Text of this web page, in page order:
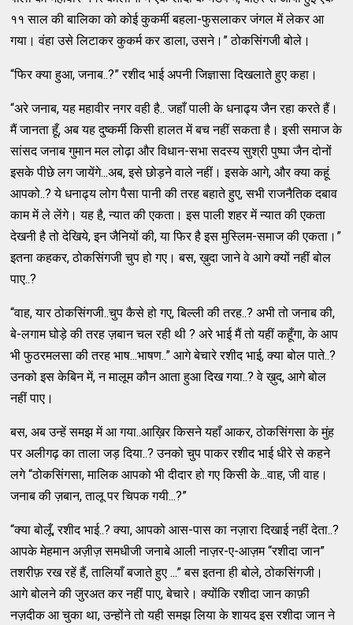
११ साल की बालिका को कोई कुकर्मी बहला-फुसलाकर जंगल में लेकर आ
गया। वंहा उसे लिटाकर कुकर्म कर डाला, उसने।” ठोकसिंगजी बोले।
“फिर क्या हुआ, जनाब..?” रशीद भाई अपनी जिज्ञासा दिखलाते हुए कहा।
“अरे जनाब, यह महावीर नगर वही है.. जहाँ पाली के धनाढ्य जैन रहा करते हैं।
मैं जानता हूँ, अब यह दुष्कर्मी किसी हालत में बच नहीं सकता है। इसी समाज के
सांसद जनाब गुमान मल लोढ़ा और विधान-सभा सदस्य सुश्री पुष्पा जैन दोनों
इसके पीछे लग जायेंगे...अब, इसे छोड़ने वाले नहीं। इसके आगे, और क्या कहूं
आपको..? ये धनाढ्य लोग पैसा पानी की तरह बहाते हुए, सभी राजनैतिक दबाव
काम में ले लेंगे। यह है, न्यात की एकता। इस पाली शहर में न्यात की एकता
देखनी है तो देखिये, इन जैनियों की, या फिर है इस मुस्लिम-समाज की एकता।”
इतना कहकर, ठोकसिंगजी चुप हो गए। बस, ख़ुदा जाने वे आगे क्यों नहीं बोल
पाए..?
“वाह, यार ठोकसिंगजी..चुप कैसे हो गए, बिल्ली की तरह..? अभी तो जनाब की,
बे-लगाम घोड़े की तरह ज़बान चल रही थी ? अरे भाई मैं तो यहीं कहूँगा, के आप
भी फुठरमलसा की तरह भाष...भाषण..” आगे बेचारे रशीद भाई, क्या बोल पाते..?
उनको इस केबिन में, न मालूम कौन आता हुआ दिख गया..? वे ख़ुद, आगे बोल
नहीं पाए।
बस, अब उन्हें समझ में आ गया..आख़िर किसने यहाँ आकर, ठोकसिंगसा के मुंह
पर अलीगढ़ का ताला जड़ दिया..? उनको चुप पाकर रशीद भाई धीरे से कहने
लगे “ठोकसिंगसा, मालिक आपको भी दीदार हो गए किसी के...वाह, जी वाह।
जनाब की ज़बान, तालू पर चिपक गयी...?”
“क्या बोलूँ, रशीद भाई..? क्या, आपको आस-पास का नज़ारा दिखाई नहीं देता..?
आपके मेहमान अज़ीज़ समधीजी जनाबे आली नाज़र-ए-आज़म “रशीदा जान”
तशरीफ़ रख रहें हैं, तालियाँ बजाते हुए ...” बस इतना ही बोले, ठोकसिंगजी।
आगे बोलने की जुरअत कर नहीं पाए, बेचारे। क्योंकि रशीदा जान काफ़ी
नज़दीक आ चुका था, उन्होंने तो यही समझ लिया के शायद इस रशीदा जान ने